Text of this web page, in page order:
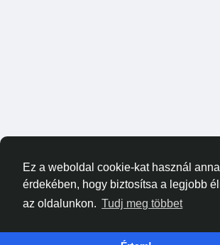
Ez a weboldal cookie-kat használ
érdekében, hogy biztosítsa a legjobb
az oldalunkon. Tudj meg többet